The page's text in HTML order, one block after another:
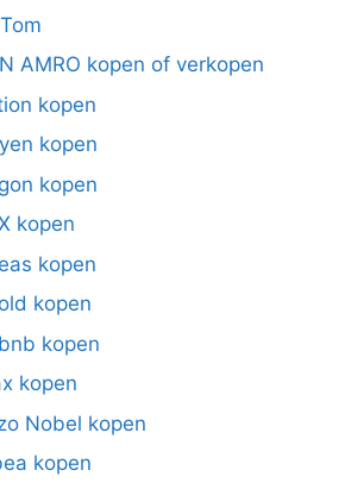
AMRO kopen of verkopen
kopen
kopen
kopen
kopen
kopen
kopen
kopen
kopen
Nobel kopen
kopen